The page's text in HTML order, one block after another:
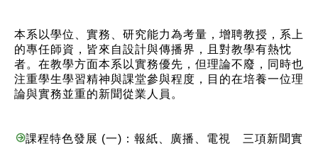
本系以學位、實務、研究能力為考量，增聘教授，系上
的專任師資，皆來自設計與傳播界，且對教學有熱忱
者。在教學方面本系以實務優先，但理論不廢，同時也
注重學生學習精神與課堂參與程度，目的在培養一位理
論與實務並重的新聞從業人員。
課程特色發展 (一)：報紙、廣播、電視 三項新聞實